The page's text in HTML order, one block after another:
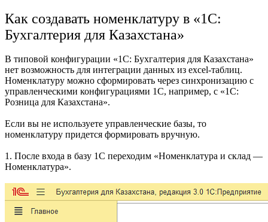
Как создавать номенклатуру в «1С:
Бухгалтерия для Казахстана»
В типовой конфигурации «1С: Бухгалтерия для Казахстана»
нет возможность для интеграции данных из excel-таблиц.
Номенклатуру можно сформировать через синхронизацию с
управленческими конфигурациями 1С, например, с «1С:
Розница для Казахстана».
Если вы не используете управленческие базы, то
номенклатуру придется формировать вручную.
1. После входа в базу 1С переходим «Номенклатура и склад —
Номенклатура».